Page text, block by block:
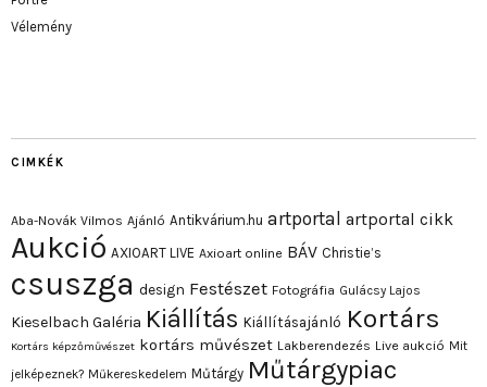
Vélemény
CIMKÉK
Aba-Novák Vilmos Ajánló Antikvárium.hu artportal artportal cikk
Aukció AXIOART LIVE Axioart online BÁV Christie’s
csuszga design Festészet Fotográfia Gulácsy Lajos
Kieselbach Galéria Kiállítás Kiállításajánló Kortárs
Kortárs képzőművészet kortárs művészet Lakberendezés Live aukció Mit
jelképeznek? Műkereskedelem Műtárgy Műtárgypiac